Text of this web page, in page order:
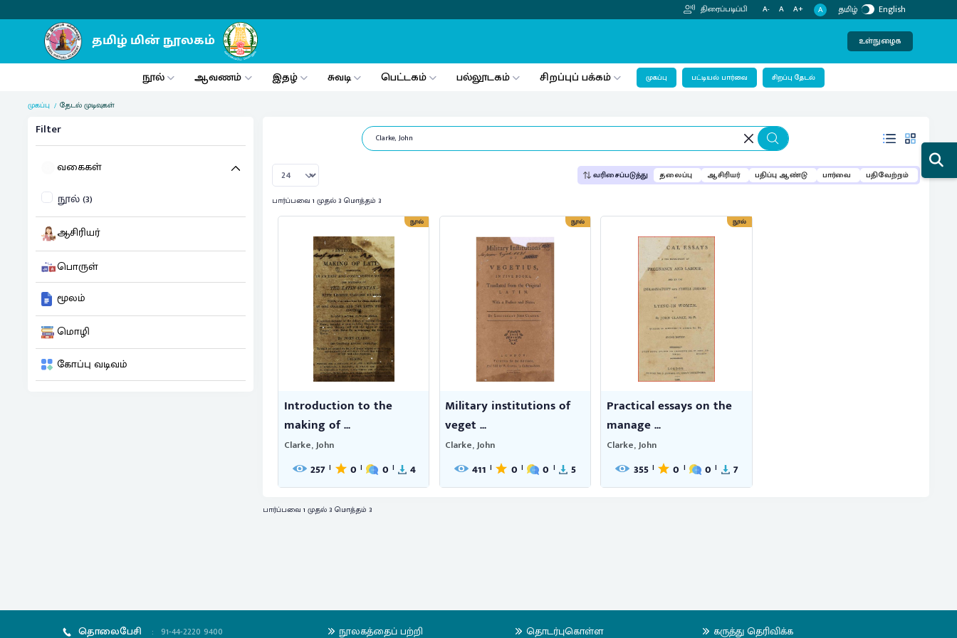
திரைப்படிப்பி A- A A+ A தமிழ் English
உள்நுழைக
நூல் ஆவணம் இதழ் சுவடி பெட்டகம் பல்லூடகம் சிறப்புப் பக்கம் முகப்பு பட்டியல் பார்வை சிறப்பு தேடல்
முகப்பு தேடல் முடிவுகள்
Filter
வகைகள்
நூல் (3)
ஆசிரியர்
பொருள்
மூலம்
மொழி
கோப்பு வடிவம்
வரிசைப்படுத்து தலைப்பு ஆசிரியர் பதிப்பு ஆண்டு பார்வை பதிவேற்றம்
பார்ப்பவை 1 முதல் 3 மொத்தம் 3
நூல்
Introduction to the
making of ...
Clarke, John
257 | 0 | 0 | 4
நூல்
Military institutions of
veget ...
Clarke, John
411 | 0 | 0 | 5
நூல்
Practical essays on the
manage ...
Clarke, John
355 | 0 | 0 | 7
பார்ப்பவை 1 முதல் 3 மொத்தம் 3
தொலைபேசி : 91-44-2220 9400 நூலகத்தைப் பற்றி தொடர்புகொள்ள கருத்து தெரிவிக்க